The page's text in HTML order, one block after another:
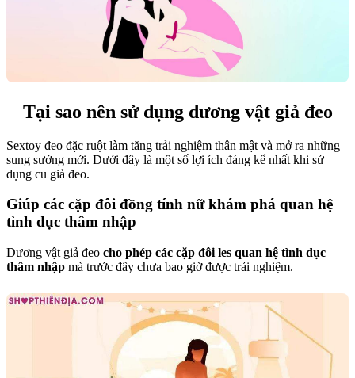
Tại sao nên sử dụng dương vật giả đeo
Sextoy đeo đặc ruột làm tăng trải nghiệm thân mật và mở ra những
sung sướng mới. Dưới đây là một số lợi ích đáng kể nhất khi sử
dụng cu giả đeo.
Giúp các cặp đôi đồng tính nữ khám phá quan hệ
tình dục thâm nhập
Dương vật giả đeo cho phép các cặp đôi les quan hệ tình dục
thâm nhập mà trước đây chưa bao giờ được trải nghiệm.